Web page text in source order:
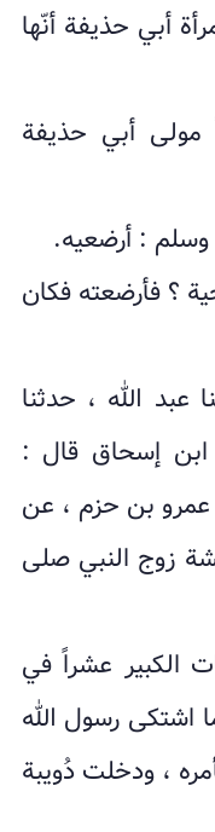
أبي حذیفة أنّها
مولى أبي حذیفة
وسلم : أرضعیه.
؟ فأرضعته فکان
(10) : حدثنا عبد الله ، حدثنا
إسحاق قال :
عمرو بن حزم ، عن
زوج النبي صلى
الکبیر عشراً في
اشتکى رسول الله
، ودخلت دُویبة